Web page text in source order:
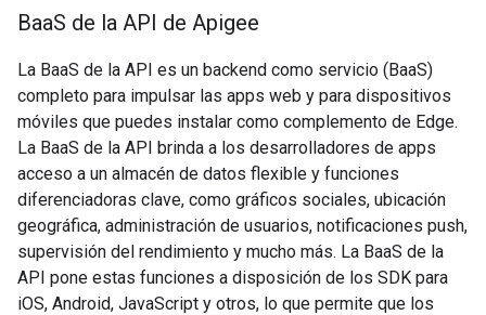
BaaS de la API de Apigee
La BaaS de la API es un backend como servicio (BaaS)
completo para impulsar las apps web y para dispositivos
móviles que puedes instalar como complemento de Edge.
La BaaS de la API brinda a los desarrolladores de apps
acceso a un almacén de datos flexible y funciones
diferenciadoras clave, como gráficos sociales, ubicación
geográfica, administración de usuarios, notificaciones push,
supervisión del rendimiento y mucho más. La BaaS de la
API pone estas funciones a disposición de los SDK para
iOS, Android, JavaScript y otros, lo que permite que los